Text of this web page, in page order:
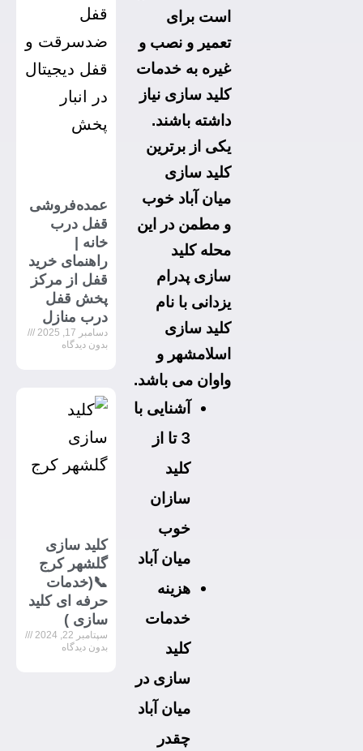
است برای
تعمیر و نصب و
غیره به خدمات
کلید سازی نیاز
داشته باشند.
یکی از برترین
کلید سازی
میان آباد خوب
و مطمن در این
محله کلید
سازی پدرام
یزدانی با نام
کلید سازی
اسلامشهر و
واوان می باشد.
آشنایی با
3 تا از
کلید
سازان
خوب
میان آباد
هزینه
خدمات
کلید
سازی در
میان آباد
چقدر
عمده‌فروشی
قفل درب
خانه |
راهنمای خرید
قفل از مرکز
پخش قفل
درب منازل
دسامبر 17, 2025
بدون دیدگاه
کلید سازی
گلشهر کرج
📞(خدمات
حرفه ای کلید
سازی )
سپتامبر 22, 2024
بدون دیدگاه